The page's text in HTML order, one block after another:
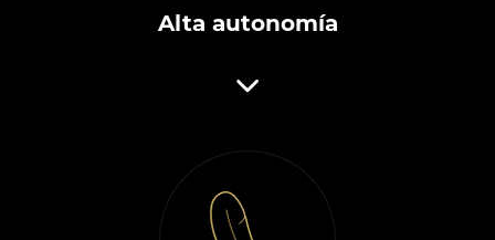
Alta autonomía